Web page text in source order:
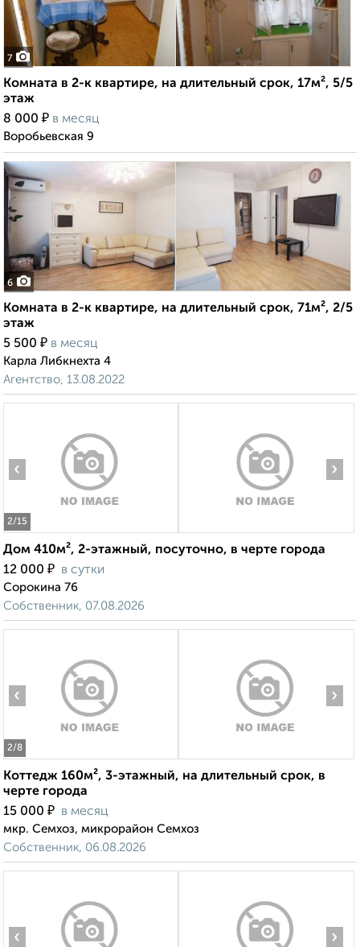
7
Комната в 2-к квартире, на длительный срок, 17м², 5/5
этаж
8 000 ₽ в месяц
Воробьевская 9
6
Комната в 2-к квартире, на длительный срок, 71м², 2/5
этаж
5 500 ₽ в месяц
Карла Либкнехта 4
Агентство, 13.08.2022
2/15
‹ ›
Дом 410м², 2-этажный, посуточно, в черте города
12 000 ₽ в сутки
Сорокина 76
Собственник, 07.08.2026
2/8
‹ ›
Коттедж 160м², 3-этажный, на длительный срок, в
черте города
15 000 ₽ в месяц
мкр. Семхоз, микрорайон Семхоз
Собственник, 06.08.2026
‹ ›